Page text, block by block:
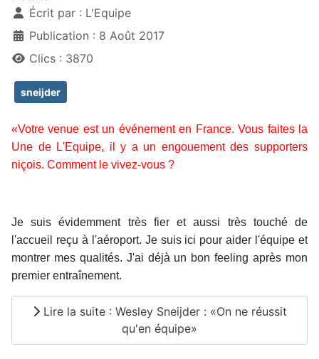
Écrit par : L'Equipe
Publication : 8 Août 2017
Clics : 3870
sneijder
«Votre venue est un événement en France. Vous faites la
Une de L'Equipe, il y a un engouement des supporters
niçois. Comment le vivez-vous ?
Je suis évidemment très fier et aussi très touché de
l'accueil reçu à l'aéroport. Je suis ici pour aider l'équipe et
montrer mes qualités. J'ai déjà un bon feeling après mon
premier entraînement.
Lire la suite : Wesley Sneijder : «On ne réussit
qu'en équipe»